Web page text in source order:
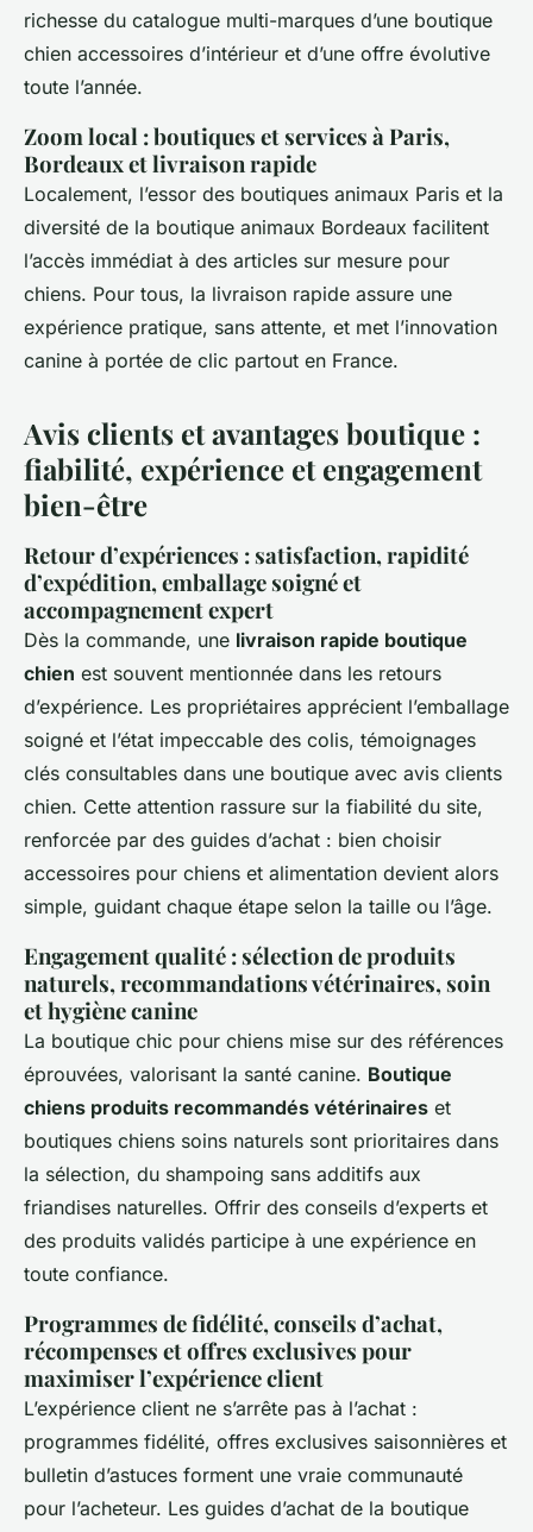
richesse du catalogue multi-marques d’une boutique
chien accessoires d’intérieur et d’une offre évolutive
toute l’année.
Zoom local : boutiques et services à Paris,
Bordeaux et livraison rapide
Localement, l’essor des boutiques animaux Paris et la
diversité de la boutique animaux Bordeaux facilitent
l’accès immédiat à des articles sur mesure pour
chiens. Pour tous, la livraison rapide assure une
expérience pratique, sans attente, et met l’innovation
canine à portée de clic partout en France.
Avis clients et avantages boutique :
fiabilité, expérience et engagement
bien-être
Retour d’expériences : satisfaction, rapidité
d’expédition, emballage soigné et
accompagnement expert
Dès la commande, une livraison rapide boutique
chien est souvent mentionnée dans les retours
d’expérience. Les propriétaires apprécient l’emballage
soigné et l’état impeccable des colis, témoignages
clés consultables dans une boutique avec avis clients
chien. Cette attention rassure sur la fiabilité du site,
renforcée par des guides d’achat : bien choisir
accessoires pour chiens et alimentation devient alors
simple, guidant chaque étape selon la taille ou l’âge.
Engagement qualité : sélection de produits
naturels, recommandations vétérinaires, soin
et hygiène canine
La boutique chic pour chiens mise sur des références
éprouvées, valorisant la santé canine. Boutique
chiens produits recommandés vétérinaires et
boutiques chiens soins naturels sont prioritaires dans
la sélection, du shampoing sans additifs aux
friandises naturelles. Offrir des conseils d’experts et
des produits validés participe à une expérience en
toute confiance.
Programmes de fidélité, conseils d’achat,
récompenses et offres exclusives pour
maximiser l’expérience client
L’expérience client ne s’arrête pas à l’achat :
programmes fidélité, offres exclusives saisonnières et
bulletin d’astuces forment une vraie communauté
pour l’acheteur. Les guides d’achat de la boutique